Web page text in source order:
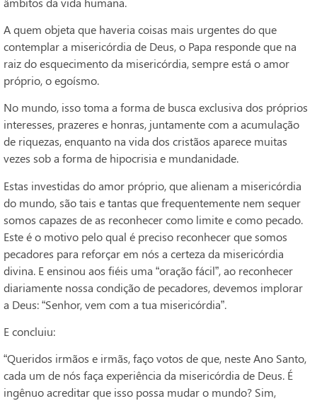
A quem objeta que haveria coisas mais urgentes do que
contemplar a misericórdia de Deus, o Papa responde que na
raiz do esquecimento da misericórdia, sempre está o amor
próprio, o egoísmo.
No mundo, isso toma a forma de busca exclusiva dos próprios
interesses, prazeres e honras, juntamente com a acumulação
de riquezas, enquanto na vida dos cristãos aparece muitas
vezes sob a forma de hipocrisia e mundanidade.
Estas investidas do amor próprio, que alienam a misericórdia
do mundo, são tais e tantas que frequentemente nem sequer
somos capazes de as reconhecer como limite e como pecado.
Este é o motivo pelo qual é preciso reconhecer que somos
pecadores para reforçar em nós a certeza da misericórdia
divina. E ensinou aos fiéis uma “oração fácil”, ao reconhecer
diariamente nossa condição de pecadores, devemos implorar
a Deus: “Senhor, vem com a tua misericórdia”.
E concluiu:
“Queridos irmãos e irmãs, faço votos de que, neste Ano Santo,
cada um de nós faça experiência da misericórdia de Deus. É
ingênuo acreditar que isso possa mudar o mundo? Sim,